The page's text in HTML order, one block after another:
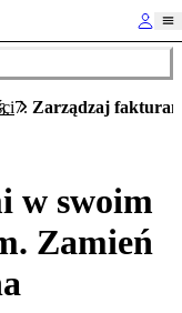
Zarządzaj
w swoim
Zamień